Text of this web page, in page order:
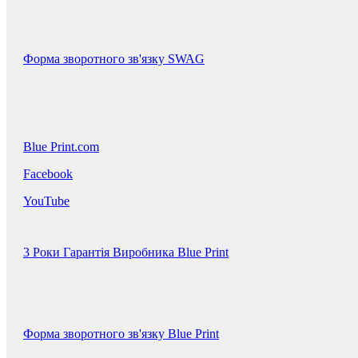
Форма зворотного зв'язку SWAG
Blue Print.com
Facebook
YouTube
3 Роки Гарантія Виробника Blue Print
Форма зворотного зв'язку Blue Print